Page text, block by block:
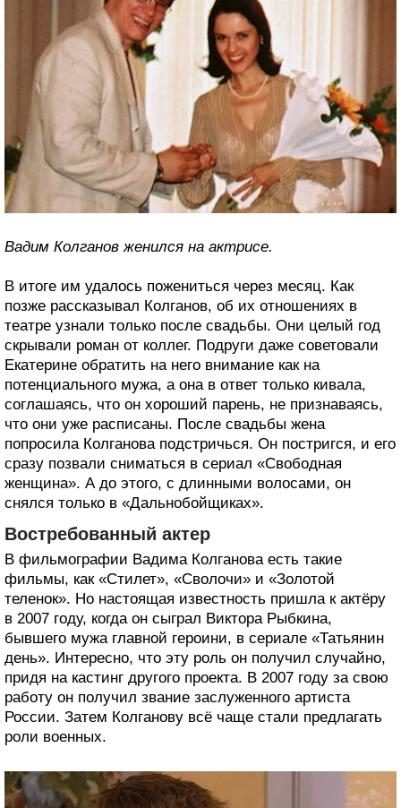
Вадим Колганов женился на актрисе.
В итоге им удалось пожениться через месяц. Как
позже рассказывал Колганов, об их отношениях в
театре узнали только после свадьбы. Они целый год
скрывали роман от коллег. Подруги даже советовали
Екатерине обратить на него внимание как на
потенциального мужа, а она в ответ только кивала,
соглашаясь, что он хороший парень, не признаваясь,
что они уже расписаны. После свадьбы жена
попросила Колганова подстричься. Он постригся, и его
сразу позвали сниматься в сериал «Свободная
женщина». А до этого, с длинными волосами, он
снялся только в «Дальнобойщиках».
Востребованный актер
В фильмографии Вадима Колганова есть такие
фильмы, как «Стилет», «Сволочи» и «Золотой
теленок». Но настоящая известность пришла к актёру
в 2007 году, когда он сыграл Виктора Рыбкина,
бывшего мужа главной героини, в сериале «Татьянин
день». Интересно, что эту роль он получил случайно,
придя на кастинг другого проекта. В 2007 году за свою
работу он получил звание заслуженного артиста
России. Затем Колганову всё чаще стали предлагать
роли военных.